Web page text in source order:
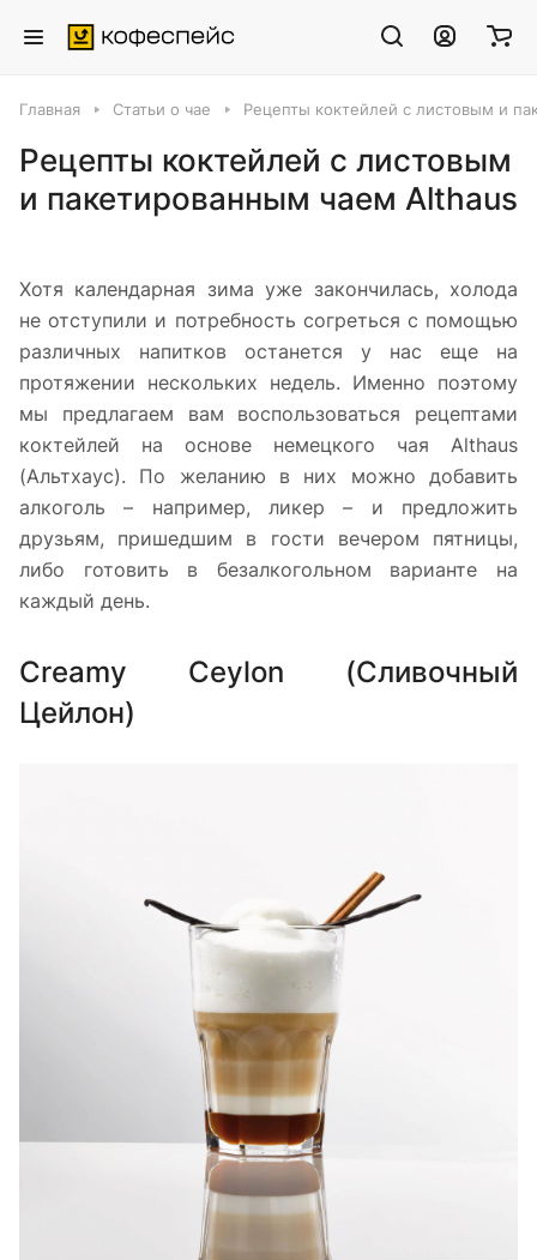
Главная Статьи о чае Рецепты коктейлей с листовым и
Рецепты коктейлей с листовым
и пакетированным чаем Althaus
Хотя календарная зима уже закончилась, холода
не отступили и потребность согреться с помощью
различных напитков останется у нас еще на
протяжении нескольких недель. Именно поэтому
мы предлагаем вам воспользоваться рецептами
коктейлей на основе немецкого чая Althaus
(Альтхаус). По желанию в них можно добавить
алкоголь – например, ликер – и предложить
друзьям, пришедшим в гости вечером пятницы,
либо готовить в безалкогольном варианте на
каждый день.
Creamy Ceylon (Сливочный
Цейлон)